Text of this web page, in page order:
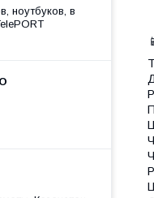
ноутбуков, в